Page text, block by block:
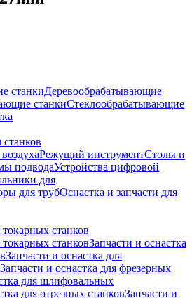
станкиДеревообрабатывающие
станкиСтеклообрабатывающие
станков
Режущий инструментСтолы и
подводаУстройства цифровой
для
для трубОснастка и запчасти для
станков
станковЗапчасти и оснастка
Запчасти и оснастка для
Запчасти и оснастка для фрезерных
для шлифовальных
для отрезных станковЗапчасти и